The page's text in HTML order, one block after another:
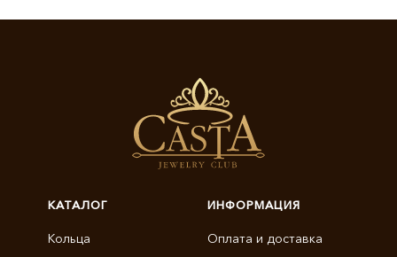
КАТАЛОГ
Кольца
ИНФОРМАЦИЯ
Оплата и доставка